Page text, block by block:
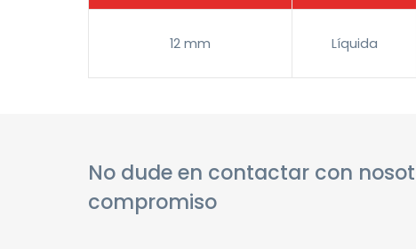
12 mm Líquida
No dude en contactar con
compromiso